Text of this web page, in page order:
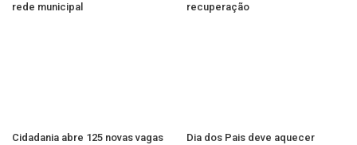
rede municipal
recuperação
Cidadania abre 125 novas vagas
Dia dos Pais deve aquecer